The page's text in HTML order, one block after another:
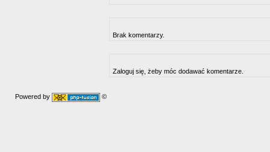
Brak komentarzy.
Zaloguj się, żeby móc dodawać komentarze.
Powered by ©